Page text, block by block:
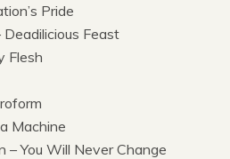
Pride
Feast
Flesh
Machine
– You Will Never Change